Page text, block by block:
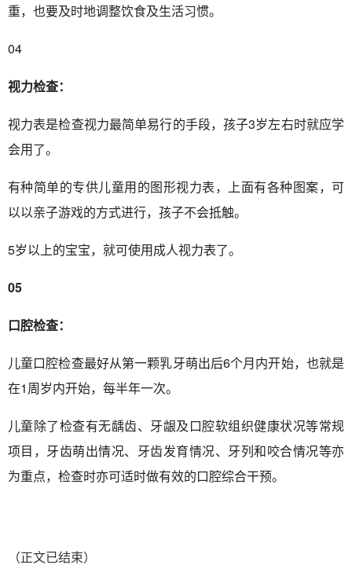
重，也要及时地调整饮食及生活习惯。
04
视力检查：
视力表是检查视力最简单易行的手段，孩子3岁左右时就应学
会用了。
有种简单的专供儿童用的图形视力表，上面有各种图案，可
以以亲子游戏的方式进行，孩子不会抵触。
5岁以上的宝宝，就可使用成人视力表了。
05
口腔检查：
儿童口腔检查最好从第一颗乳牙萌出后6个月内开始，也就是
在1周岁内开始，每半年一次。
儿童除了检查有无龋齿、牙龈及口腔软组织健康状况等常规
项目，牙齿萌出情况、牙齿发育情况、牙列和咬合情况等亦
为重点，检查时亦可适时做有效的口腔综合干预。
（正文已结束）